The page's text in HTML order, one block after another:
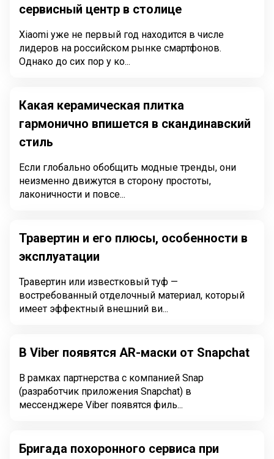
сервисный центр в столице
Xiaomi уже не первый год находится в числе
лидеров на российском рынке смартфонов.
Однако до сих пор у ко...
Какая керамическая плитка
гармонично впишется в скандинавский
стиль
Если глобально обобщить модные тренды, они
неизменно движутся в сторону простоты,
лаконичности и повсе...
Травертин и его плюсы, особенности в
эксплуатации
Травертин или известковый туф —
востребованный отделочный материал, который
имеет эффектный внешний ви...
В Viber появятся AR-маски от Snapchat
В рамках партнерства с компанией Snap
(разработчик приложения Snapchat) в
мессенджере Viber появятся филь...
Бригада похоронного сервиса при